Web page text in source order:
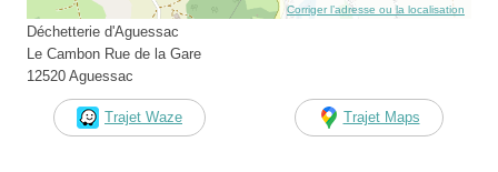
Corriger l’adresse ou la localisation
Déchetterie d'Aguessac
Le Cambon Rue de la Gare
12520 Aguessac
Trajet Waze Trajet Maps